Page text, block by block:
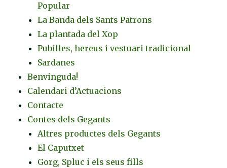
Popular
La Banda dels Sants Patrons
La plantada del Xop
Pubilles, hereus i vestuari tradicional
Sardanes
Benvinguda!
Calendari d’Actuacions
Contacte
Contes dels Gegants
Altres productes dels Gegants
El Caputxet
Gorg, Spluc i els seus fills